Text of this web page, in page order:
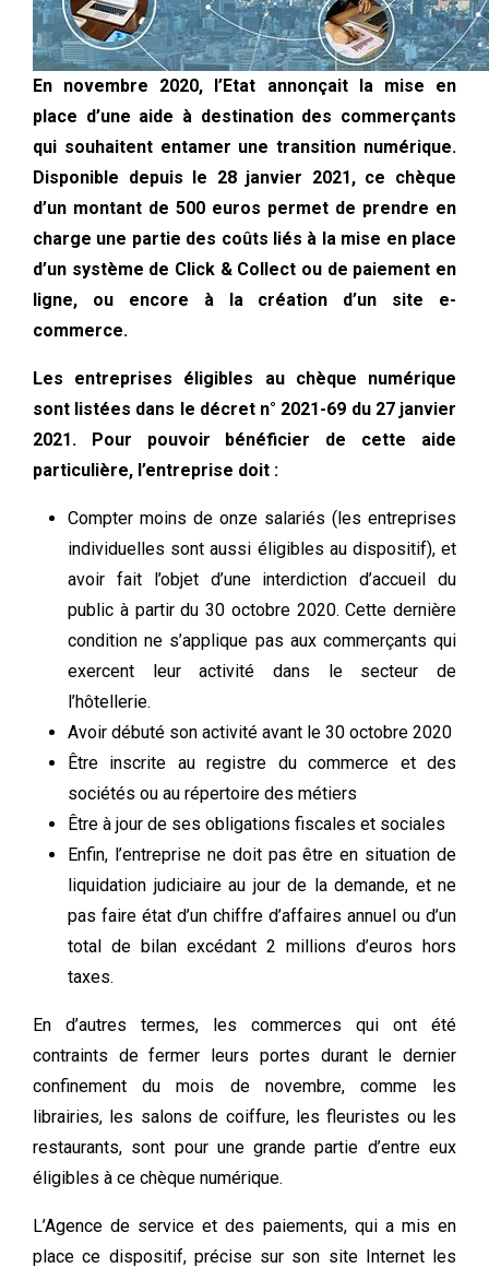
En novembre 2020, l’Etat annonçait la mise en
place d’une aide à destination des commerçants
qui souhaitent entamer une transition numérique.
Disponible depuis le 28 janvier 2021, ce chèque
d’un montant de 500 euros permet de prendre en
charge une partie des coûts liés à la mise en place
d’un système de Click & Collect ou de paiement en
ligne, ou encore à la création d’un site e-
commerce.
Les entreprises éligibles au chèque numérique
sont listées dans le décret n° 2021-69 du 27 janvier
2021. Pour pouvoir bénéficier de cette aide
particulière, l’entreprise doit :
Compter moins de onze salariés (les entreprises
individuelles sont aussi éligibles au dispositif), et
avoir fait l’objet d’une interdiction d’accueil du
public à partir du 30 octobre 2020. Cette dernière
condition ne s’applique pas aux commerçants qui
exercent leur activité dans le secteur de
l’hôtellerie.
Avoir débuté son activité avant le 30 octobre 2020
Être inscrite au registre du commerce et des
sociétés ou au répertoire des métiers
Être à jour de ses obligations fiscales et sociales
Enfin, l’entreprise ne doit pas être en situation de
liquidation judiciaire au jour de la demande, et ne
pas faire état d’un chiffre d’affaires annuel ou d’un
total de bilan excédant 2 millions d’euros hors
taxes.
En d’autres termes, les commerces qui ont été
contraints de fermer leurs portes durant le dernier
confinement du mois de novembre, comme les
librairies, les salons de coiffure, les fleuristes ou les
restaurants, sont pour une grande partie d’entre eux
éligibles à ce chèque numérique.
L’Agence de service et des paiements, qui a mis en
place ce dispositif, précise sur son site Internet les